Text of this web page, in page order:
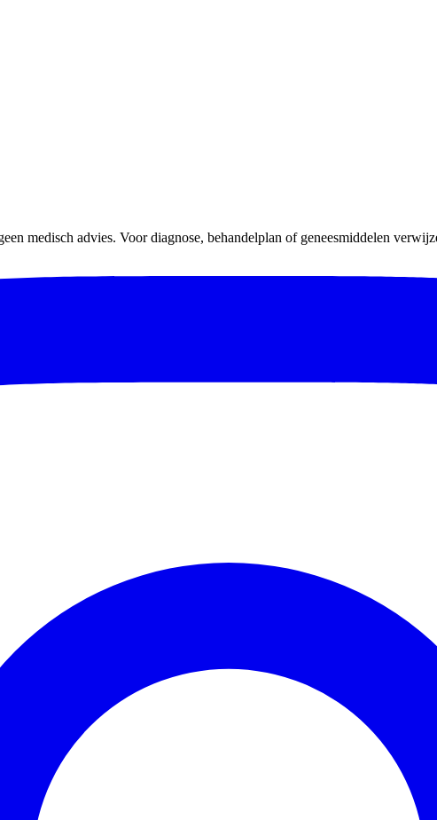
medisch advies. Voor diagnose, behandelplan of geneesmiddelen